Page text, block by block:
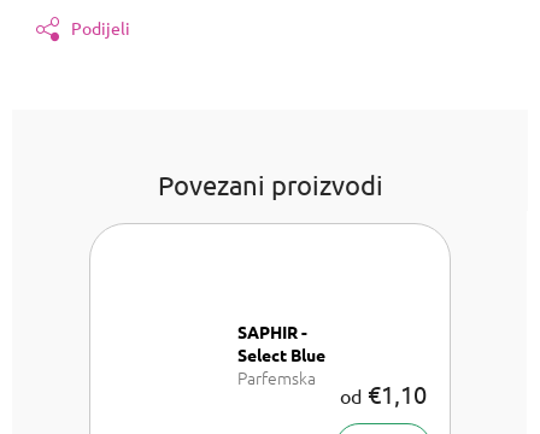
Podijeli
Povezani proizvodi
SAPHIR -
Select Blue
Parfemska
od €1,10